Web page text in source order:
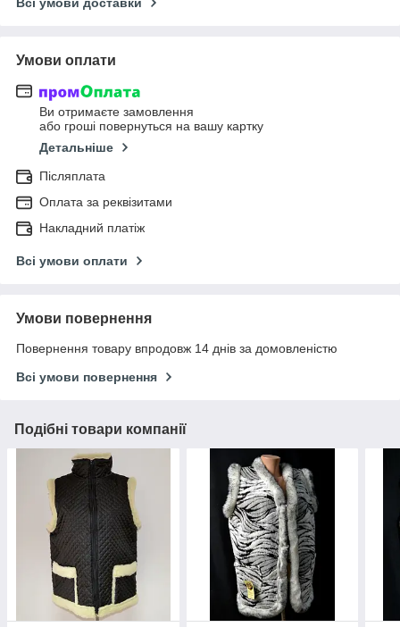
Умови оплати
Ви отримаєте замовлення
або гроші повернуться на вашу картку
Детальніше
Післяплата
Оплата за реквізитами
Накладний платіж
Всі умови оплати
Умови повернення
Повернення товару впродовж 14 днів за домовленістю
Всі умови повернення
Подібні товари компанії